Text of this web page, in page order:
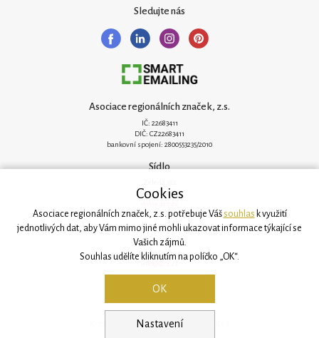
Sledujte nás
Asociace regionálních značek, z.s.
IČ: 22683411
DIČ: CZ22683411
bankovní spojení: 2800553235/2010
Sídlo
251 62 Mukařov
Kancelář
Svatovítská 906/6
160 00 Praha 6
© 2026, Asociace regionálních značek
Cookies
Asociace regionálních značek, z.s. potřebuje Vášsouhlas k využití
jednotlivých dat, aby Vám mimo jiné mohli ukazovat informace týkající se
Vašich zájmů.
Souhlas udělíte kliknutím na políčko „OK“.
Nastavení
OK